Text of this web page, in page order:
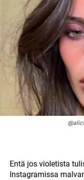
Entä jos violetista
Instagramissa